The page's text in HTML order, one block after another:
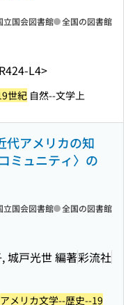
L4>
立国会図書館 全国の図書館
世紀 自然--文学上
代アメリカの知
ミュニティ〉の
城戸光世 編著彩流社
立国会図書館 全国の図書館
アメリカ文学--歴史--19